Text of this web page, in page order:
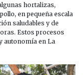
hortalizas,
en pequeña escala
saludables y de
Estos procesos
autonomía en La